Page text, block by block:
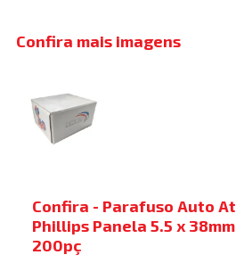
Confira mais imagens
Confira - Parafuso Auto
Phillips Panela 5.5 x
200pç